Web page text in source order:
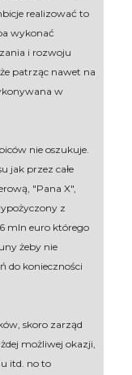
realizować to
wykonać
i rozwoju
patrząc nawet na
w
nie oszukuje.
jak przez całe
"Pana X",
z
mln euro którego
żeby nie
do konieczności
skoro zarząd
możliwej okazji,
itd. no to